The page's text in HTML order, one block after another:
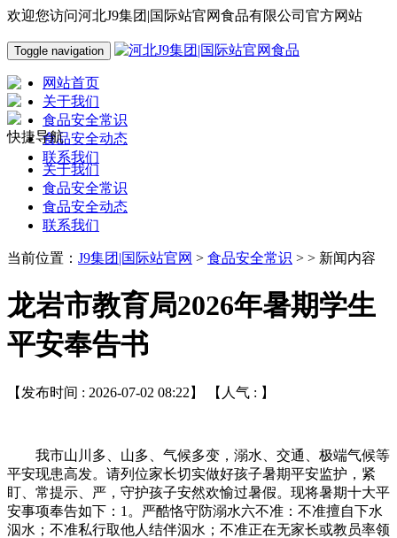
欢迎您访问河北J9集团|国际站官网食品有限公司官方网站
Toggle navigation
网站首页
关于我们
食品安全常识
食品安全动态
联系我们
快捷导航
关于我们
食品安全常识
食品安全动态
联系我们
当前位置： J9集团|国际站官网 > 食品安全常识 > > 新闻内容
龙岩市教育局2026年暑期学生
平安奉告书
【发布时间 : 2026-07-02 08:22】 【人气 : 】
我市山川多、山多、气候多变，溺水、交通、极端气候等
平安现患高发。请列位家长切实做好孩子暑期平安监护，紧
盯、常提示、严，守护孩子安然欢愉过暑假。现将暑期十大平
安事项奉告如下：1。严酷恪守防溺水六不准：不准擅自下水
泅水；不准私行取他人结伴泅水；不准正在无家长或教员率领